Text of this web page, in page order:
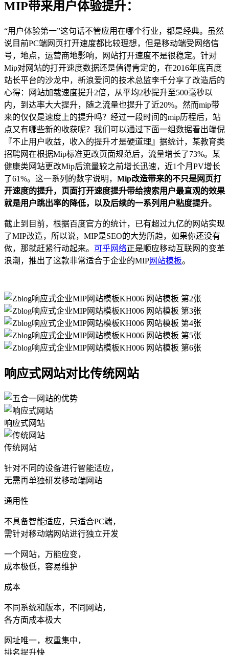
MIP带来用户体验提升：
“用户体验第一”这句话不管应用在哪个行业，都是经典。虽然
说目前PC端网页打开速度都比较理想，但是移动端受网络信
号，地点，运营商地影响，网站打开速度不是很稳定。针对
Mip对网站的打开速度数据还是值得肯定的，在2016年底百度
站长平台的沙龙中，新浪爱问的技术总监李千分享了改造后的
心得：网站加载速度提升2倍，从平均2秒提升至500毫秒以
内，到达率大大提升，随之流量也提升了近20%。然而mip带
来的仅仅是速度上的提升吗？经过一段时间的mip历程后，站
点又有哪些新的收获呢？我们可以通过下面一组数据看出端倪
『不止用户收益，收入的提升才是硬道理』据统计，某教育类
招聘网在根据Mip标准更改页面规范后，流量增长了73%。某
健康类网站更改Mip后流量较之前增长迅速，近1个月PV增长
了61%。这一系列的数字说明， Mip改造带来的不只是网页打
开速度的提升，页面打开速度提升带给搜索用户最直观的效果
就是用户跳出率的降低，以及后续的一系列用户粘度提升。
截止到目前，根据百度官方的统计，已有超过九亿的网站实现
了MIP改造，所以说，MIP是SEO的大势所趋，如果你还没有
做，那就赶紧行动起来。 可乎网络正是顺应移动互联网的变革
浪潮，推出了这款非常适合于企业的MIP网站模板。
响应式网站对比传统网站
响应式网站
传统网站
针对不同的设备进行智能适应，
无需再单独研发移动端网站
通用性
不具备智能适应，只适合PC端，
需针对移动端网站进行独立开发
一个网站，万能应变，
成本极低，容易维护
成本
不同系统和版本，不同网站，
各方面成本极大
网址唯一，权重集中，
排名提升快